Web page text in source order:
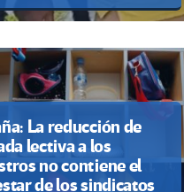
La reducción de
lectiva a los
no contiene el
de los sindicatos